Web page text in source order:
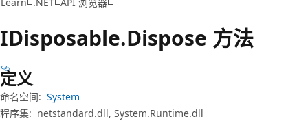
IDisposable.Dispose 方法
定义
命名空间: System
程序集: netstandard.dll, System.Runtime.dll